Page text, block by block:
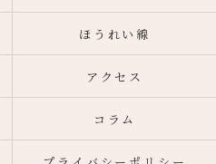
ほうれい線
アクセス
コラム